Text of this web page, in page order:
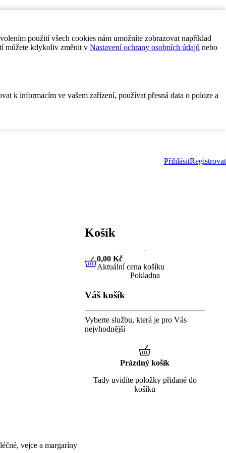
použití všech cookies nám umožníte zobrazovat například
můžete kdykoliv změnit v Nastavení ochrany osobních údajů nebo
k informacím ve vašem zařízení, používat přesná data o poloze a
PřihlásitRegistrovat
vejce a margaríny
Košík
0,00 KčAktuální cena košíku
0,00 Kč
Aktuální cena košíku
Pokladna
Váš košík
Vyberte službu, která je pro Vás
nejvhodnější
Prázdný košík
Tady uvidíte položky přidané do
košíku